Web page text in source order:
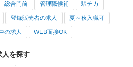
総合門前 管理職候補 駅チカ
登録販売者の求人 夏～秋入職可
の求人 WEB面接OK
人を探す